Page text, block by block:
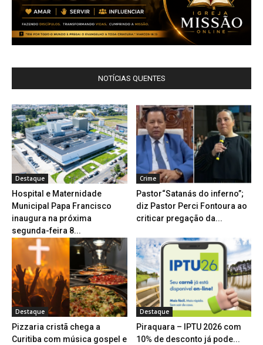
NOTÍCIAS QUENTES
Destaque
Hospital e Maternidade
Municipal Papa Francisco
inaugura na próxima
segunda-feira 8...
Crime
Pastor“Satanás do inferno”;
diz Pastor Perci Fontoura ao
criticar pregação da...
Destaque
Pizzaria cristã chega a
Curitiba com música gospel e
Destaque
Piraquara – IPTU 2026 com
10% de desconto já pode...